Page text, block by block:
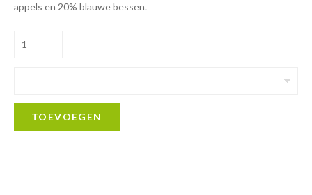
appels en 20% blauwe bessen.
TOEVOEGEN